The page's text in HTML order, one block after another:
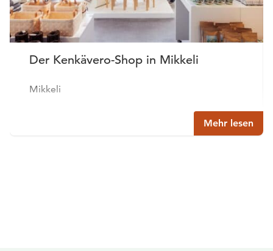
Der Kenkävero-Shop in Mikkeli
Mikkeli
Mehr lesen